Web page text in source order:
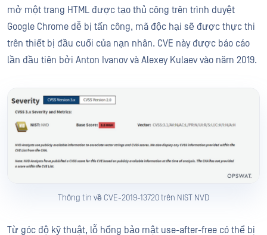
mở một trang HTML được tạo thủ công trên trình duyệt
Google Chrome dễ bị tấn công, mã độc hại sẽ được thực thi
trên thiết bị đầu cuối của nạn nhân. CVE này được báo cáo
lần đầu tiên bởi Anton Ivanov và Alexey Kulaev vào năm 2019.
Thông tin về CVE-2019-13720 trên NIST NVD
Từ góc độ kỹ thuật, lỗ hổng bảo mật use-after-free có thể bị